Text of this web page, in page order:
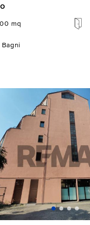
mq
Bagni